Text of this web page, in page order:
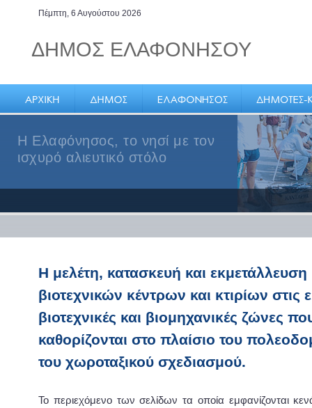
Πέμπτη, 6 Αυγούστου 2026
ΔΗΜΟΣ ΕΛΑΦΟΝΗΣΟΥ
Η Ελαφόνησος, το νησί με τον
ισχυρό αλιευτικό στόλο
Η μελέτη, κατασκευή και εκμετάλλευση
βιοτεχνικών κέντρων και κτιρίων στις
βιοτεχνικές και βιομηχανικές ζώνες
καθορίζονται στο πλαίσιο του
του χωροταξικού σχεδιασμού.
Το περιεχόμενο των σελίδων τα οποία εμφανίζονται